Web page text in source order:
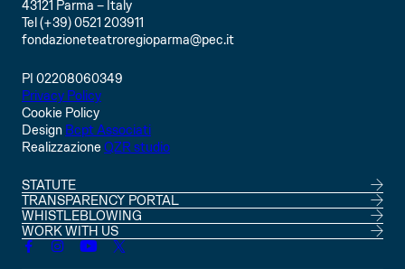
43121 Parma – Italy
Tel (+39) 0521 203911
fondazioneteatroregioparma@pec.it
PI 02208060349
Privacy Policy
Cookie Policy
Design Bcpt Associati
Realizzazione QZR studio
STATUTE
TRANSPARENCY PORTAL
WHISTLEBLOWING
WORK WITH US